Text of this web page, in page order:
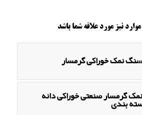
نیز مورد علاقه شما باشد
نمک خوراکی گرمسار
گرمسار صنعتی خوراکی دانه
بندی